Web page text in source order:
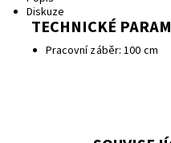
Diskuze
TECHNICKÉ
Pracovní záběr: 100 cm